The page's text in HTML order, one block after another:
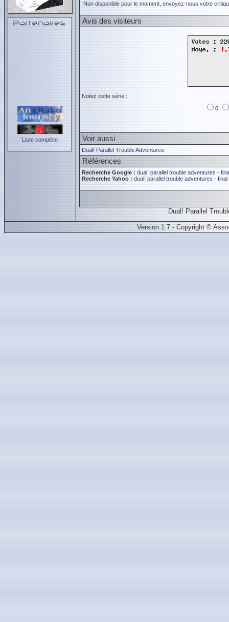
Liste complète
Non disponible pour le moment, envoyez-nous votre
Avis des visiteurs
Notez cette série :
0
Voir aussi
Dual! Parallel Trouble Adventures
Références
Recherche Google : dual! parallel trouble adventures -
Recherche Yahoo : dual! parallel trouble adventures - final
Dual! Parallel
Version 1.7 - Copyright ©